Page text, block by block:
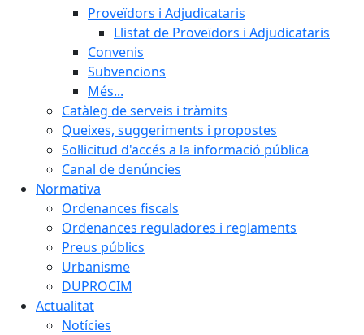
Proveïdors i Adjudicataris
Llistat de Proveïdors i Adjudicataris
Convenis
Subvencions
Més...
Catàleg de serveis i tràmits
Queixes, suggeriments i propostes
Sol·licitud d'accés a la informació pública
Canal de denúncies
Normativa
Ordenances fiscals
Ordenances reguladores i reglaments
Preus públics
Urbanisme
DUPROCIM
Actualitat
Notícies